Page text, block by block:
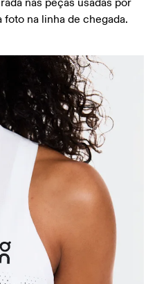
nas peças usadas por
foto na linha de chegada.